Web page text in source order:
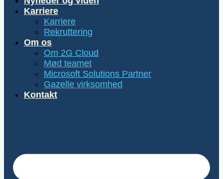
Karriere
Karriere
Rekruttering
Om os
Om 2G Cloud
Mød teamet
Microsoft Solutions Partner
Gazelle virksomhed
Kontakt